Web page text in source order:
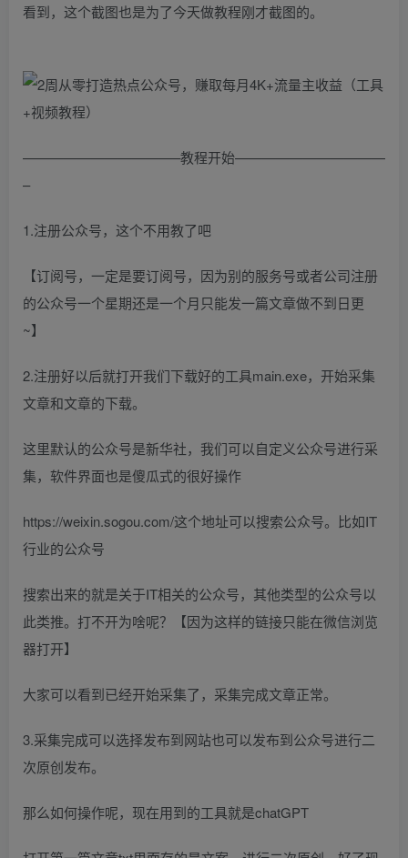
看到，这个截图也是为了今天做教程刚才截图的。
———————————–教程开始———————————
–
1.注册公众号，这个不用教了吧
【订阅号，一定是要订阅号，因为别的服务号或者公司注册
的公众号一个星期还是一个月只能发一篇文章做不到日更
~】
2.注册好以后就打开我们下载好的工具main.exe，开始采集
文章和文章的下载。
这里默认的公众号是新华社，我们可以自定义公众号进行采
集，软件界面也是傻瓜式的很好操作
https://weixin.sogou.com/这个地址可以搜索公众号。比如IT
行业的公众号
搜索出来的就是关于IT相关的公众号，其他类型的公众号以
此类推。打不开为啥呢？【因为这样的链接只能在微信浏览
器打开】
大家可以看到已经开始采集了，采集完成文章正常。
3.采集完成可以选择发布到网站也可以发布到公众号进行二
次原创发布。
那么如何操作呢，现在用到的工具就是chatGPT